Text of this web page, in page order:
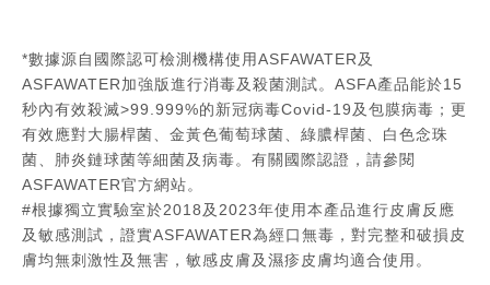
*數據源自國際認可檢測機構使用ASFAWATER及
ASFAWATER加強版進行消毒及殺菌測試。ASFA產品能於15
秒內有效殺滅>99.999%的新冠病毒Covid-19及包膜病毒；更
有效應對大腸桿菌、金黃色葡萄球菌、綠膿桿菌、白色念珠
菌、肺炎鏈球菌等細菌及病毒。有關國際認證，請參閱
ASFAWATER官方網站。
#根據獨立實驗室於2018及2023年使用本產品進行皮膚反應
及敏感測試，證實ASFAWATER為經口無毒，對完整和破損皮
膚均無刺激性及無害，敏感皮膚及濕疹皮膚均適合使用。